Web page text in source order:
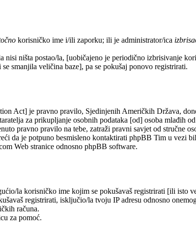
korisničko ime i/ili zaporku; ili je administrator/ica
ništa postao/la, [uobičajeno je periodično izbrisivanje
smanjila veličina baze], pa se pokušaj ponovo registrirati.
Act] je pravno pravilo, Sjedinjenih Američkih Država,
za prikupljanje osobnih podataka [od] osoba mlađih
pravno pravilo na tebe, zatraži pravni savjet od stručne
da je potpuno besmisleno kontaktirati phpBB Tim u vezi
Web stranice odnosno phpBB software.
la korisničko ime kojim se pokušavaš registrirati [ili isto
registrirati, isključio/la tvoju IP adresu odnosno
računa.
za pomoć.